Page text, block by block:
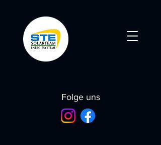
Folge uns